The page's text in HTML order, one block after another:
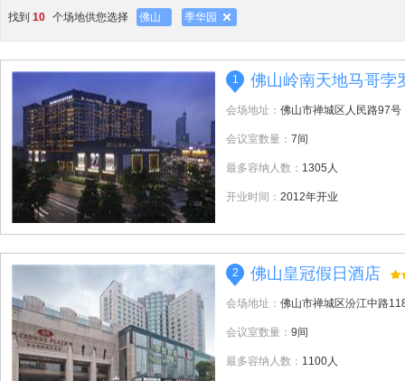
找到 10 个场地供您选择 佛山 季华园
1 佛山岭南天地马哥孛
会场地址： 佛山市禅城区人民路97号
会议室数量： 7间
最多容纳人数： 1305人
开业时间： 2012年开业
2 佛山皇冠假日酒店
会场地址： 佛山市禅城区汾江中路
会议室数量： 9间
最多容纳人数： 1100人